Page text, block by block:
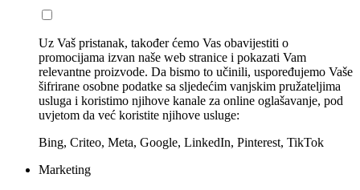
Uz Vaš pristanak, također ćemo Vas obavijestiti o
promocijama izvan naše web stranice i pokazati Vam
relevantne proizvode. Da bismo to učinili, uspoređujemo Vaše
šifrirane osobne podatke sa sljedećim vanjskim pružateljima
usluga i koristimo njihove kanale za online oglašavanje, pod
uvjetom da već koristite njihove usluge:
Bing, Criteo, Meta, Google, LinkedIn, Pinterest, TikTok
Marketing